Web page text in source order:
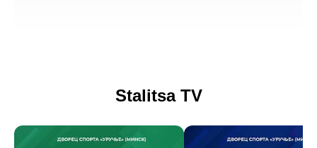
Stalitsa TV